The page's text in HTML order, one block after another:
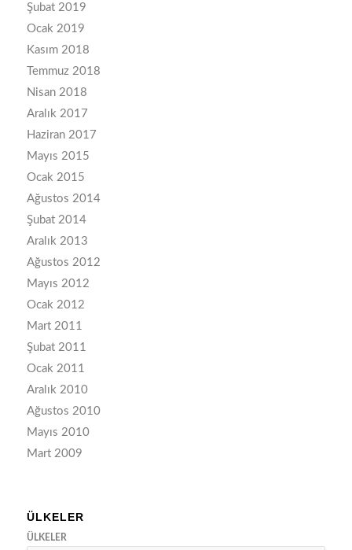
Şubat 2019
Ocak 2019
Kasım 2018
Temmuz 2018
Nisan 2018
Aralık 2017
Haziran 2017
Mayıs 2015
Ocak 2015
Ağustos 2014
Şubat 2014
Aralık 2013
Ağustos 2012
Mayıs 2012
Ocak 2012
Mart 2011
Şubat 2011
Ocak 2011
Aralık 2010
Ağustos 2010
Mayıs 2010
Mart 2009
ÜLKELER
ÜLKELER